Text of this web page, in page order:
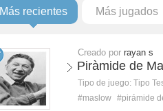
Más recientes Más jugados
Creado por rayan s
Piràmide de
Tipo de juego: Tipo
#maslow #pirámide